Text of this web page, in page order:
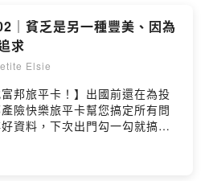
｜貧乏是另一種豐美、因為
求
Elsie
邦旅平卡！】出國前還在為投
險快樂旅平卡幫您搞定所有問
資料，下次出門勾一勾就搞定!
依保單條款辦理，富邦產險保